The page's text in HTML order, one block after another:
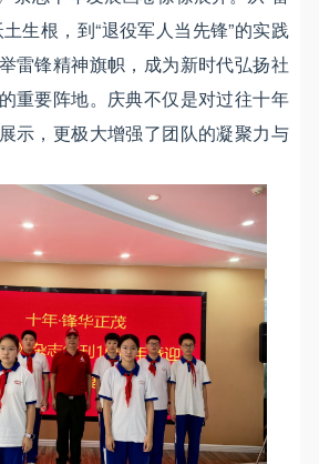
生根，到“退役军人当先锋”的实践
雷锋精神旗帜，成为新时代弘扬社
重要阵地。庆典不仅是对过往十年
示，更极大增强了团队的凝聚力与